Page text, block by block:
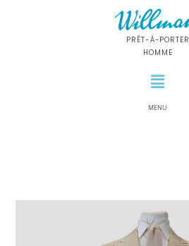
PRÊT-À-PORTER
HOMME
MENU